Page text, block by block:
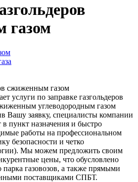
газом
услуги по заправке газгольдеров
углеводородным газом
Вашу заявку, специалисты компании
пункт назначения и быстро
работы на профессиональном
безопасности и четко
Мы можем предложить своим
цены, что обусловлено
газовозов, а также прямыми
поставщиками СПБТ.